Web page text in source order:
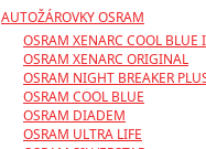
AUTOŽÁROVKY OSRAM
OSRAM XENARC COOL BLUE
OSRAM XENARC ORIGINAL
OSRAM NIGHT BREAKER
OSRAM COOL BLUE
OSRAM DIADEM
OSRAM ULTRA LIFE